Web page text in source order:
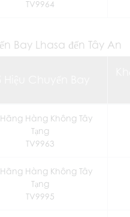
TV9964
Bay Lhasa đến Tây An
Hãng Hàng Không Tây
Tạng
TV9963
Hãng Hàng Không Tây
Tạng
TV9995